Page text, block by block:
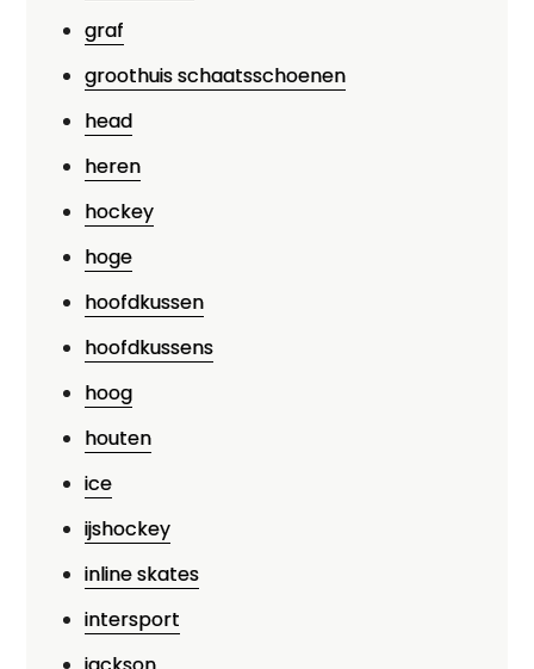
graf
groothuis schaatsschoenen
head
heren
hockey
hoge
hoofdkussen
hoofdkussens
hoog
houten
ice
ijshockey
inline skates
intersport